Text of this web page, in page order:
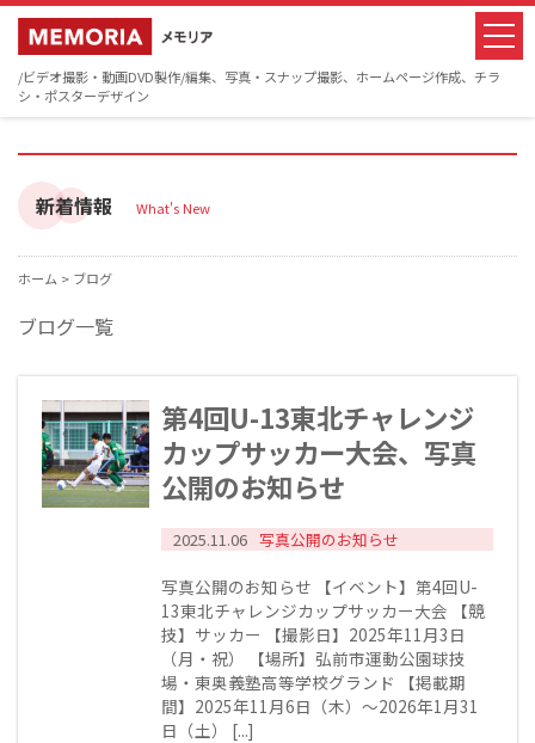
/ビデオ撮影・動画DVD製作/編集、写真・スナップ撮影、ホームページ作成、チラ
シ・ポスターデザイン
新着情報 What's New
ホーム > ブログ
ブログ一覧
第4回U-13東北チャレンジ
カップサッカー大会、写真
公開のお知らせ
2025.11.06 写真公開のお知らせ
写真公開のお知らせ 【イベント】第4回U-
13東北チャレンジカップサッカー大会 【競
技】サッカー 【撮影日】2025年11月3日
（月・祝） 【場所】弘前市運動公園球技
場・東奥義塾高等学校グランド 【掲載期
間】2025年11月6日（木）～2026年1月31
日（土） [...]